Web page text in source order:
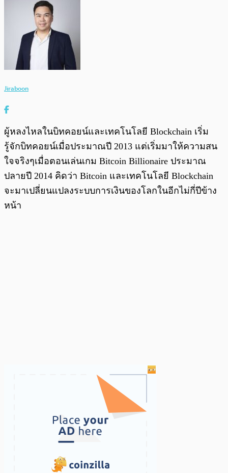
Jiraboon
ผู้หลงไหลในบิทคอยน์และเทคโนโลยี Blockchain เริ่ม
รู้จักบิทคอยน์เมื่อประมาณปี 2013 แต่เริ่มมาให้ความสน
ใจจริงๆเมื่อตอนเล่นเกม Bitcoin Billionaire ประมาณ
ปลายปี 2014 คิดว่า Bitcoin และเทคโนโลยี Blockchain
จะมาเปลี่ยนแปลงระบบการเงินของโลกในอีกไม่กี่ปีข้าง
หน้า